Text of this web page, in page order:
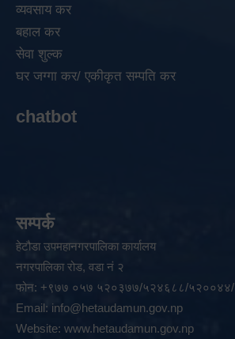
व्यवसाय कर
बहाल कर
सेवा शुल्क
घर जग्गा कर/ एकीकृत सम्पति कर
chatbot
सम्पर्क
हेटौडा उपमहानगरपालिका कार्यालय
नगरपालिका रोड, वडा नं २
फोन: +९७७ ०५७ ५२०३७७/५२४६८८/५२००४४/
Email: info@hetaudamun.gov.np
Website: www.hetaudamun.gov.np